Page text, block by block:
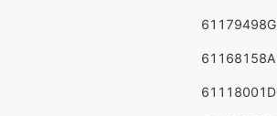
61179498G
61168158A
61118001D